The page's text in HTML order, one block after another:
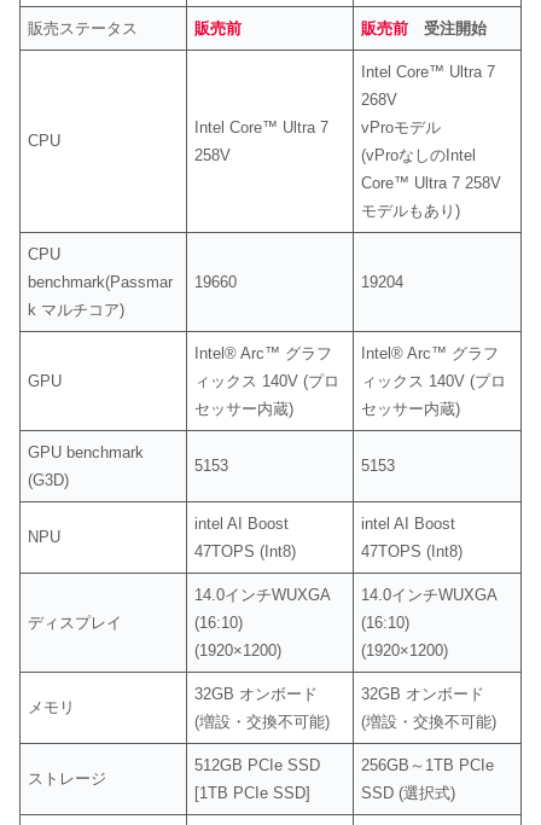
販売ステータス 販売前 販売前 受注開始
CPU
Intel Core™ Ultra 7
258V
Intel Core™ Ultra 7
268V
vProモデル
(vProなしのIntel
Core™ Ultra 7 258V
モデルもあり)
CPU
benchmark(Passmar
k マルチコア)
19660 19204
GPU
Intel® Arc™ グラフ
ィックス 140V (プロ
セッサー内蔵)
Intel® Arc™ グラフ
ィックス 140V (プロ
セッサー内蔵)
GPU benchmark
(G3D)
5153 5153
NPU
intel AI Boost
47TOPS (Int8)
intel AI Boost
47TOPS (Int8)
ディスプレイ
14.0インチWUXGA
(16:10)
(1920×1200)
14.0インチWUXGA
(16:10)
(1920×1200)
メモリ
32GB オンボード
(増設・交換不可能)
32GB オンボード
(増設・交換不可能)
ストレージ
512GB PCIe SSD
[1TB PCIe SSD]
256GB～1TB PCIe
SSD (選択式)